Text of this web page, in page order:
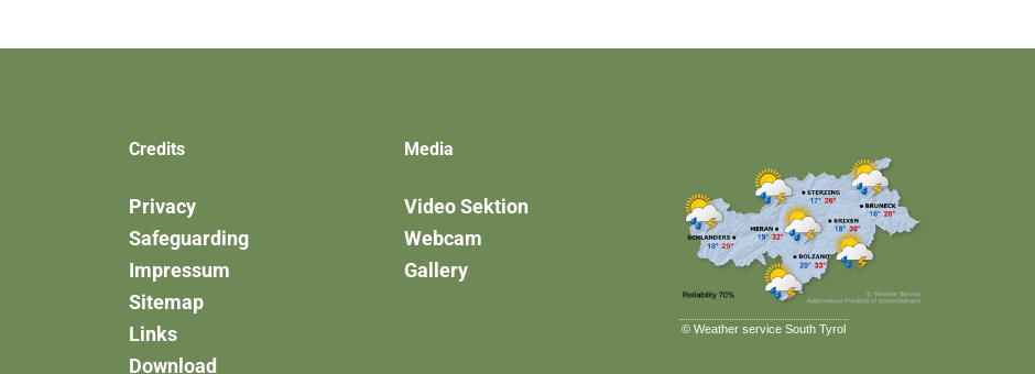
Credits
Privacy
Safeguarding
Impressum
Sitemap
Links
Download
Media
Video Sektion
Webcam
Gallery
©Weather service South Tyrol